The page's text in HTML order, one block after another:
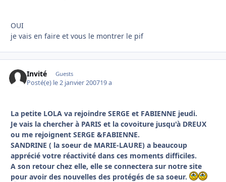
OUI
je vais en faire et vous le montrer le pif
Invité Guests
Posté(e) le 2 janvier 200719 a
La petite LOLA va rejoindre SERGE et FABIENNE jeudi.
Je vais la chercher à PARIS et la covoiture jusqu'à DREUX
ou me rejoignent SERGE &FABIENNE.
SANDRINE ( la soeur de MARIE-LAURE) a beaucoup
apprécié votre réactivité dans ces moments difficiles.
A son retour chez elle, elle se connectera sur notre site
pour avoir des nouvelles des protégés de sa soeur.